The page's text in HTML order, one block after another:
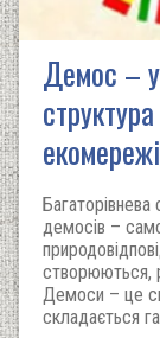
Демос –
демосів –
створюються,
Демоси – це
складається